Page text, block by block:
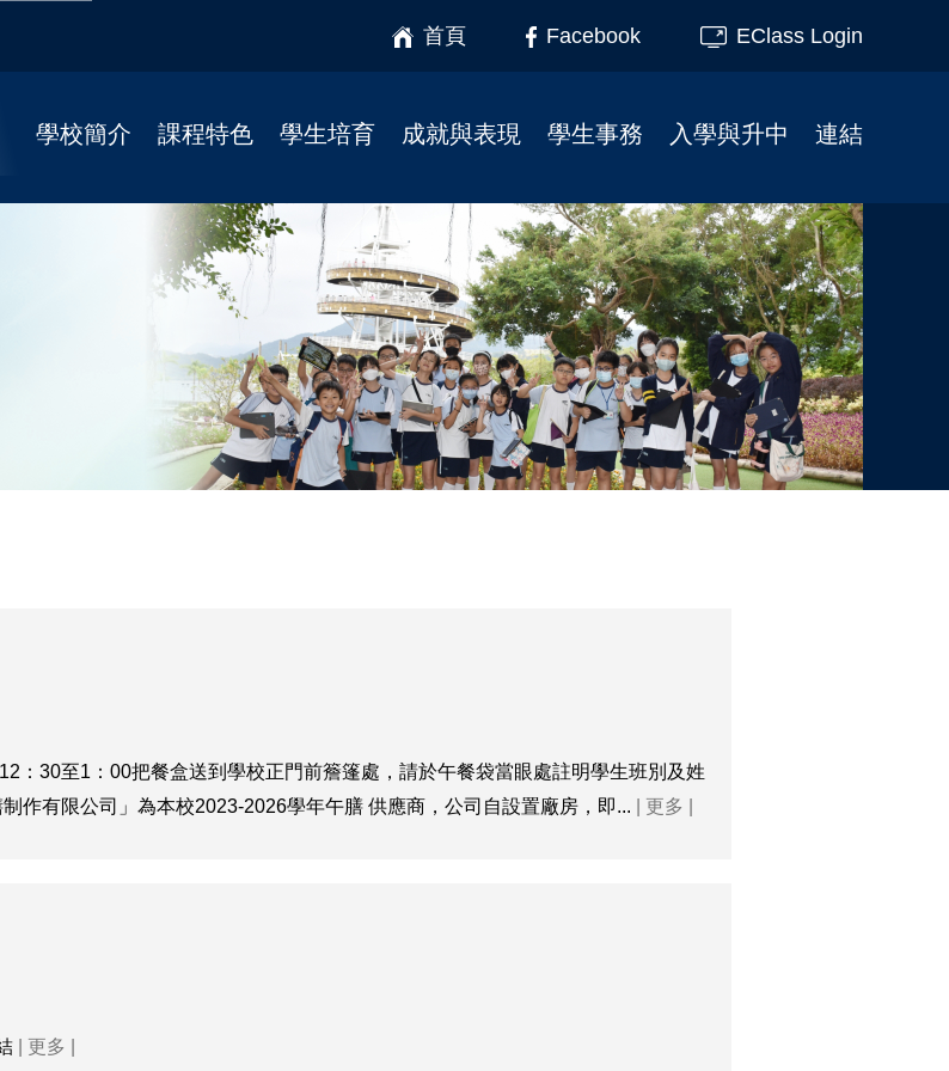
首頁 Facebook EClass Login
學校簡介
學校簡介
聯絡我們
課程特色
課程特色
學科天地
STREAM課程
柴天正向教育
靜觀課程
Fun Fun English
資優課程
推廣閱讀
學生培育
國民教育
宗教培育
健康校園(4Rs)
學校社工
學習支援
成就與表現
榮譽榜
校友成就
制服團隊
服務大使
課外活動
校園電視台
境外交流
刊物
學生事務
柴天45周年校慶
學校行事曆
校服式樣
校車
校園記趣
相片下載區
學生繳費系統教學
學校午膳
入學與升中
小一入學事宜
插班生入學申請
幼小資訊
升中資訊
小一支援
幼稚園聯繫
連結
家長教育
家長教師會
校友會
校友會活動相片
：30至1：00把餐盒送到學校正門前簷篷處，請於午餐袋當眼處註明學生班別及姓
作有限公司」為本校2023-2026學年午膳 供應商，公司自設置廠房，即...
| 更多 |
| 更多 |